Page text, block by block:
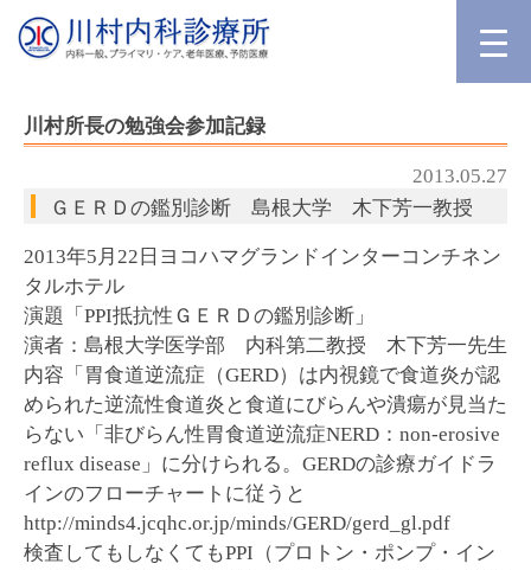
川村所長の勉強会参加記録
2013.05.27
ＧＥＲＤの鑑別診断 島根大学 木下芳一教授
2013年5月22日ヨコハマグランドインターコンチネン
タルホテル
演題「PPI抵抗性ＧＥＲＤの鑑別診断」
演者：島根大学医学部 内科第二教授 木下芳一先生
内容「胃食道逆流症（GERD）は内視鏡で食道炎が認
められた逆流性食道炎と食道にびらんや潰瘍が見当た
らない「非びらん性胃食道逆流症NERD：non-erosive
reflux disease」に分けられる。GERDの診療ガイドラ
インのフローチャートに従うと
http://minds4.jcqhc.or.jp/minds/GERD/gerd_gl.pdf
検査してもしなくてもPPI（プロトン・ポンプ・イン